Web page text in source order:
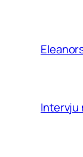
Intervju